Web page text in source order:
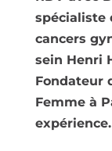
spécialiste
cancers
sein Henri
Fondateur
Femme à
expérience.